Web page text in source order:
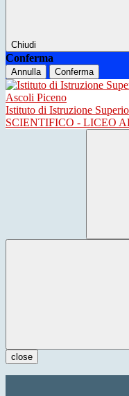
Chiudi
Conferma
Annulla Conferma
Istituto di Istruzione
SCIENTIFICO - LICEO
close